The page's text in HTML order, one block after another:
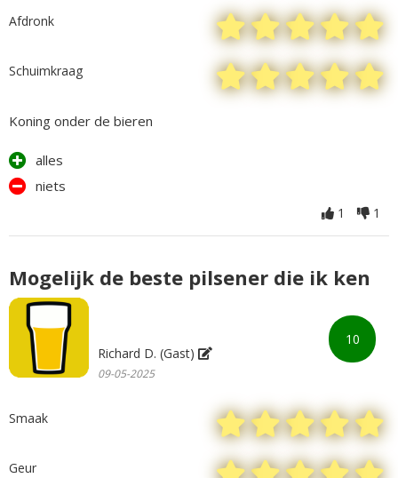
Afdronk
Schuimkraag
Koning onder de bieren
alles
niets
1 1
10
Mogelijk de beste pilsener die ik ken
Richard D. (Gast)
09-05-2025
Smaak
Geur